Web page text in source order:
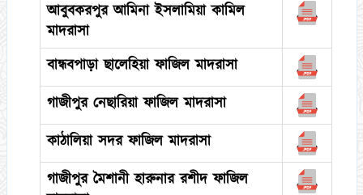
আবুবকরপুর আমিনা ইসলামিয়া কামিল
মাদরাসা
বান্ধবপাড়া ছালেহিয়া ফাজিল মাদরাসা
গাজীপুর নেছারিয়া ফাজিল মাদরাসা
কাঠালিয়া সদর ফাজিল মাদরাসা
গাজীপুর মৈশানী হারুনার রশীদ ফাজিল